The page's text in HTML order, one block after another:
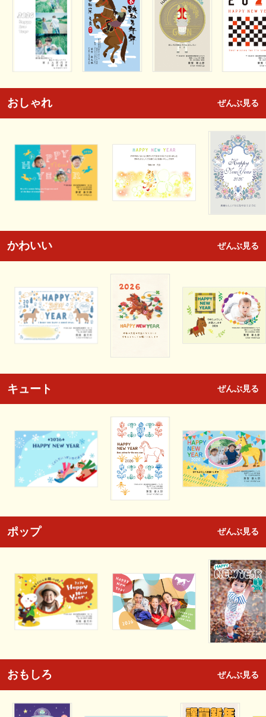
おしゃれ ぜんぶ見る
かわいい ぜんぶ見る
キュート ぜんぶ見る
ポップ ぜんぶ見る
おもしろ ぜんぶ見る